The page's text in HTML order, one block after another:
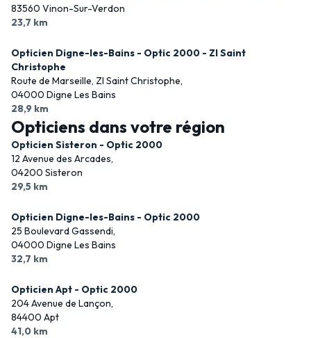
83560 Vinon-Sur-Verdon
23,7 km
Opticien Digne-les-Bains - Optic 2000 - ZI Saint
Christophe
Route de Marseille, ZI Saint Christophe,
04000 Digne Les Bains
28,9 km
Opticiens dans votre région
Opticien Sisteron - Optic 2000
12 Avenue des Arcades,
04200 Sisteron
29,5 km
Opticien Digne-les-Bains - Optic 2000
25 Boulevard Gassendi,
04000 Digne Les Bains
32,7 km
Opticien Apt - Optic 2000
204 Avenue de Lançon,
84400 Apt
41,0 km